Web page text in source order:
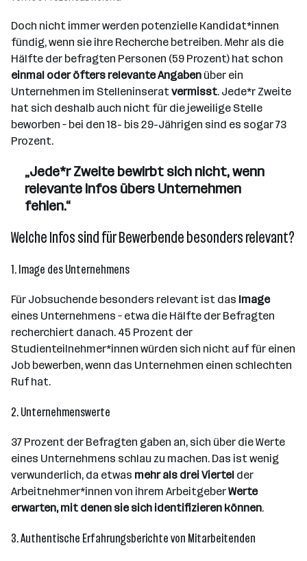
Doch nicht immer werden potenzielle Kandidat*innen
fündig, wenn sie ihre Recherche betreiben. Mehr als die
Hälfte der befragten Personen (59 Prozent) hat schon
einmal oder öfters relevante Angaben über ein
Unternehmen im Stelleninseratvermisst. Jede*r Zweite
hat sich deshalb auch nicht für die jeweilige Stelle
beworben – bei den 18- bis 29-Jährigen sind es sogar 73
Prozent.
„Jede*r Zweite bewirbt sich nicht, wenn
relevante Infos übers Unternehmen
fehlen.“
Welche Infos sind für Bewerbende besonders relevant?
1. Image des Unternehmens
Für Jobsuchende besonders relevant ist das Image
eines Unternehmens – etwa die Hälfte der Befragten
recherchiert danach. 45 Prozent der
Studienteilnehmer*innen würden sich nicht auf für einen
Job bewerben, wenn das Unternehmen einen schlechten
Ruf hat.
2. Unternehmenswerte
37 Prozent der Befragten gaben an, sich über die Werte
eines Unternehmens schlau zu machen. Das ist wenig
verwunderlich, da etwas mehr als drei Viertel der
Arbeitnehmer*innen von ihrem ArbeitgeberWerte
erwarten, mit denen sie sich identifizieren können.
3. Authentische Erfahrungsberichte von Mitarbeitenden